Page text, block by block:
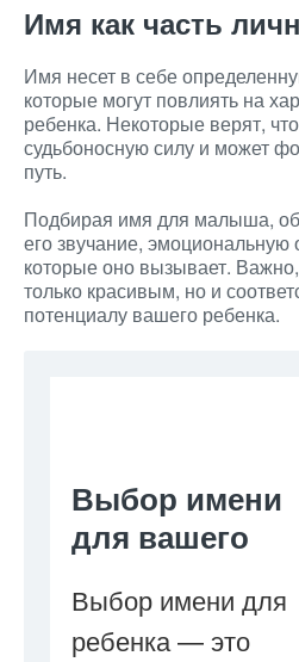
Имя как часть
Имя несет в себе
которые могут повлиять на
ребенка. Некоторые верят,
судьбоносную силу и может
путь.
Подбирая имя для малыша,
его звучание, эмоциональную
которые оно вызывает.
только красивым, но и
потенциалу вашего ребенка.
Выбор имени
для вашего
Выбор имени для
ребенка — это